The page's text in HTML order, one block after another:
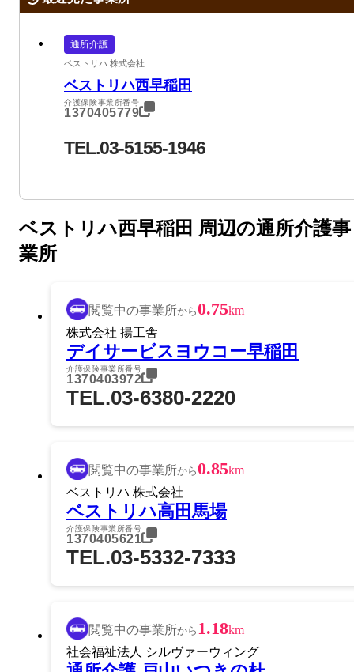
通所介護
ベストリハ 株式会社
ベストリハ西早稲田
介護保険事業所番号
1370405779
TEL.03-5155-1946
ベストリハ西早稲田 周辺の通所介護事
業所
閲覧中の事業所から0.75km
株式会社 揚工舎
デイサービスヨウコー早稲田
介護保険事業所番号
1370403972
TEL.03-6380-2220
閲覧中の事業所から0.85km
ベストリハ 株式会社
ベストリハ高田馬場
介護保険事業所番号
1370405621
TEL.03-5332-7333
閲覧中の事業所から 1.18km
社会福祉法人 シルヴァーウィング